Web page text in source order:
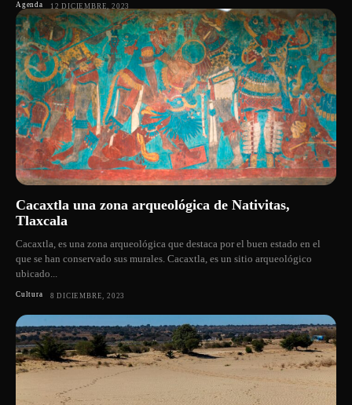
Agenda 12 DICIEMBRE, 2023
Cacaxtla una zona arqueológica de Nativitas,
Tlaxcala
Cacaxtla, es una zona arqueológica que destaca por el buen estado en el
que se han conservado sus murales. Cacaxtla, es un sitio arqueológico
ubicado...
Cultura 8 DICIEMBRE, 2023